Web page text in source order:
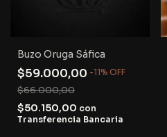
Buzo Oruga Sáfica
$59.000,00 -11% OFF
$66.000,00
$50.150,00 con
Transferencia Bancaria